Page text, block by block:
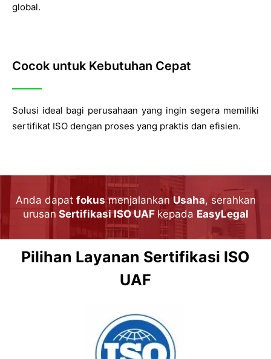
global.
Cocok untuk Kebutuhan Cepat
Solusi ideal bagi perusahaan yang ingin segera memiliki
sertifikat ISO dengan proses yang praktis dan efisien.
Anda dapat fokusmenjalankan Usaha, serahkan
urusan Sertifikasi ISO UAF kepada EasyLegal
Pilihan Layanan Sertifikasi ISO
UAF